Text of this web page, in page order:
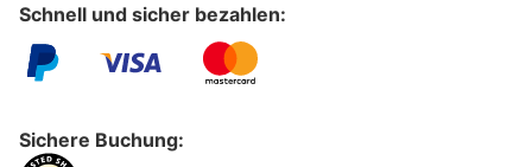
Schnell und sicher bezahlen:
Sichere Buchung: